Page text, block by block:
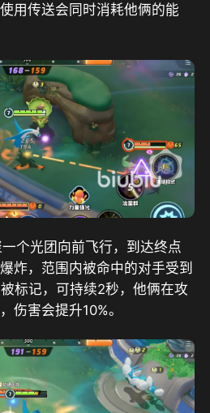
用传送会同时消耗他俩的能
个光团向前飞行，到达终点
炸，范围内被命中的对手受到
标记，可持续2秒，他俩在攻
伤害会提升10%。